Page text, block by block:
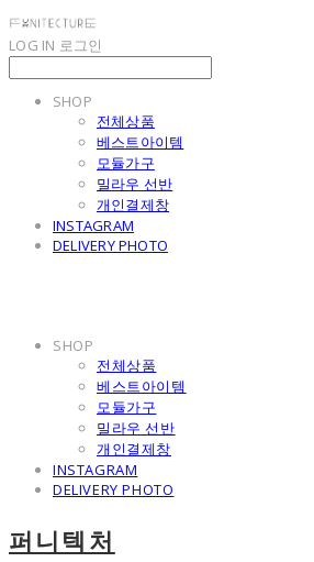
LOG IN 로그인
SHOP
전체상품
베스트아이템
모듈가구
밀라우 선반
개인결제창
INSTAGRAM
DELIVERY PHOTO
SHOP
전체상품
베스트아이템
모듈가구
밀라우 선반
개인결제창
INSTAGRAM
DELIVERY PHOTO
퍼니텍처